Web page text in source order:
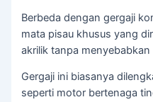
Berbeda dengan gergaji
mata pisau khusus yang
akrilik tanpa
Gergaji ini biasanya
seperti motor bertenaga